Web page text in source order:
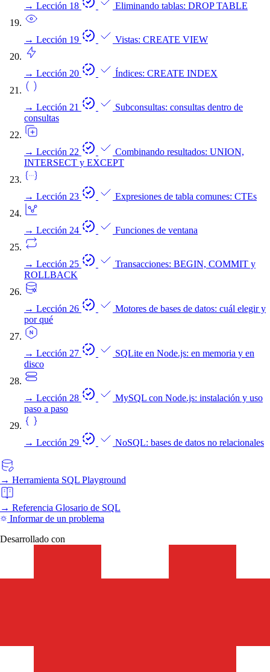
→ Lección 18 Eliminando tablas: DROP TABLE
→ Lección 19 Vistas: CREATE VIEW
→ Lección 20 Índices: CREATE INDEX
→ Lección 21
Subconsultas: consultas dentro de
consultas
→ Lección 22
Combinando resultados: UNION,
INTERSECT y EXCEPT
→ Lección 23 Expresiones de tabla comunes: CTEs
→ Lección 24 Funciones de ventana
→ Lección 25
Transacciones: BEGIN, COMMIT y
ROLLBACK
→ Lección 26
Motores de bases de datos: cuál elegir y
por qué
→ Lección 27
SQLite en Node.js: en memoria y en
disco
→ Lección 28
MySQL con Node.js: instalación y uso
paso a paso
→ Lección 29 NoSQL: bases de datos no relacionales
→ Herramienta SQL Playground
→ Referencia Glosario de SQL
Informar de un problema
Desarrollado con